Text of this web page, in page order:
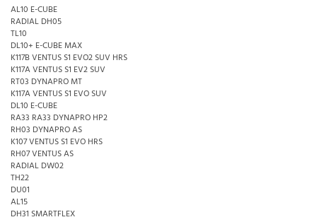
AL10 E-CUBE
RADIAL DH05
TL10
DL10+ E-CUBE MAX
K117B VENTUS S1 EVO2 SUV HRS
K117A VENTUS S1 EV2 SUV
RT03 DYNAPRO MT
K117A VENTUS S1 EVO SUV
DL10 E-CUBE
RA33 RA33 DYNAPRO HP2
RH03 DYNAPRO AS
K107 VENTUS S1 EVO HRS
RH07 VENTUS AS
RADIAL DW02
TH22
DU01
AL15
DH31 SMARTFLEX